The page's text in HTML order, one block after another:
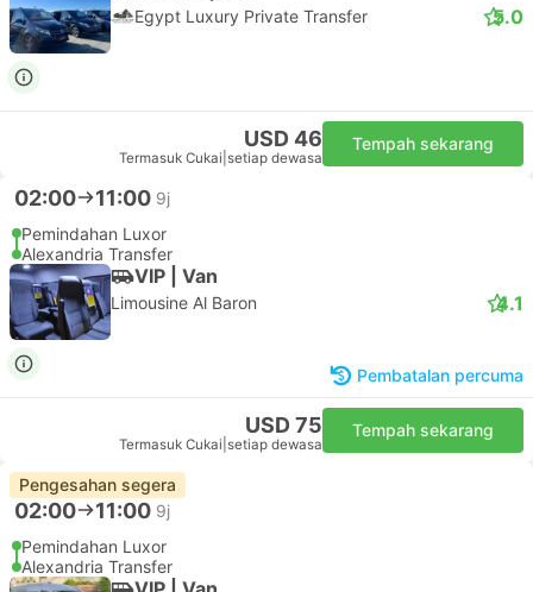
Egypt Luxury Private Transfer 5.0
USD 46
Termasuk Cukai setiap dewasa
Tempah sekarang
02:00 11:00 9j
Pemindahan Luxor
Alexandria Transfer
VIP | Van
Limousine Al Baron 4.1
Pembatalan percuma
USD 75
Termasuk Cukai setiap dewasa
Tempah sekarang
Pengesahan segera
02:00 11:00 9j
Pemindahan Luxor
Alexandria Transfer